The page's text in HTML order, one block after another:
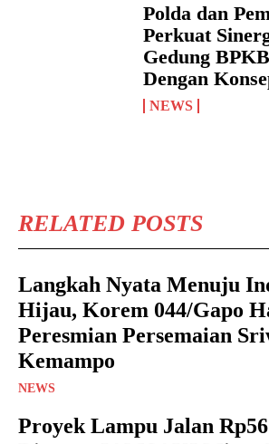
Polda dan
Perkuat
Gedung
Dengan
NEWS
RELATED POSTS
Langkah Nyata Menuju
Hijau, Korem 044/Gapo
Peresmian Persemaian
Kemampo
NEWS
Proyek Lampu Jalan